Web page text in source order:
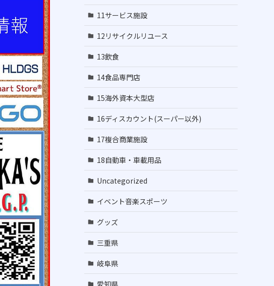
11サービス施設
12リサイクルリユース
13飲食
14食品専門店
15海外資本大型店
16ディスカウント(スーパー以外)
17複合商業施設
18自動車・車載用品
Uncategorized
イベント音楽スポーツ
グッズ
三重県
岐阜県
愛知県